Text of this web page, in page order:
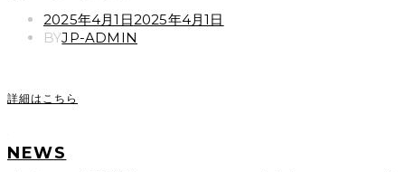
POSTED
ON
2025年4月1日2025年4月1日
BYJP-ADMIN
詳細はこちら
NEWS